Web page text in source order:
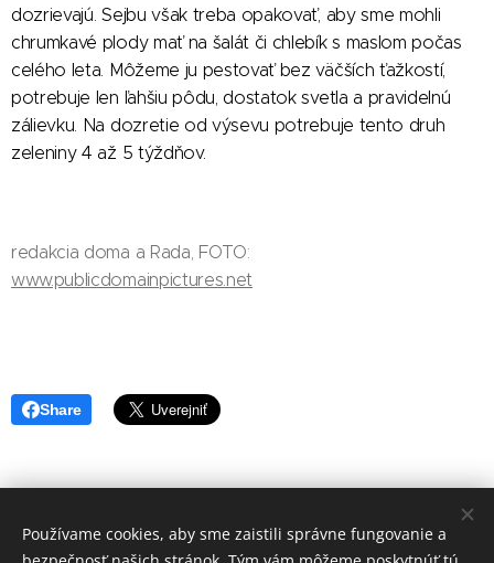
dozrievajú. Sejbu však treba opakovať, aby sme mohli
chrumkavé plody mať na šalát či chlebík s maslom počas
celého leta. Môžeme ju pestovať bez väčších ťažkostí,
potrebuje len ľahšiu pôdu, dostatok svetla a pravidelnú
zálievku. Na dozretie od výsevu potrebuje tento druh
zeleniny 4 až 5 týždňov.
redakcia doma a Rada, FOTO:
www.publicdomainpictures.net
Share
redakcia Doma a Rada
Používame cookies, aby sme zaistili správne fungovanie a